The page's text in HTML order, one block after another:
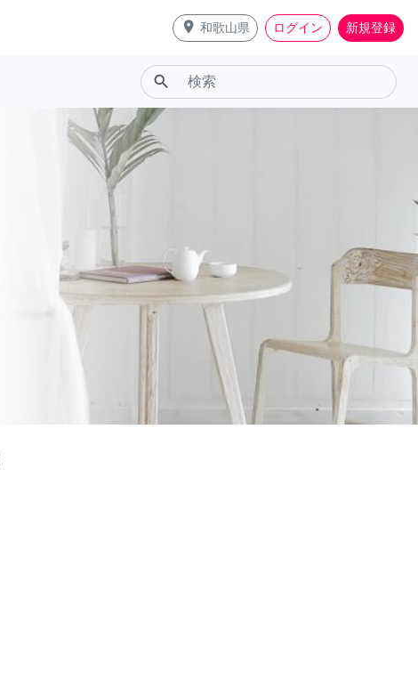
place 和歌山県 ログイン 新規登録
search